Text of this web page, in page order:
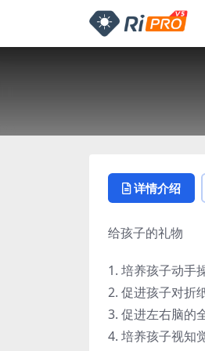
详情介绍
给孩子的礼物
1. 培养孩子动手
2. 促进孩子对折
3. 促进左右脑的
4. 培养孩子视知